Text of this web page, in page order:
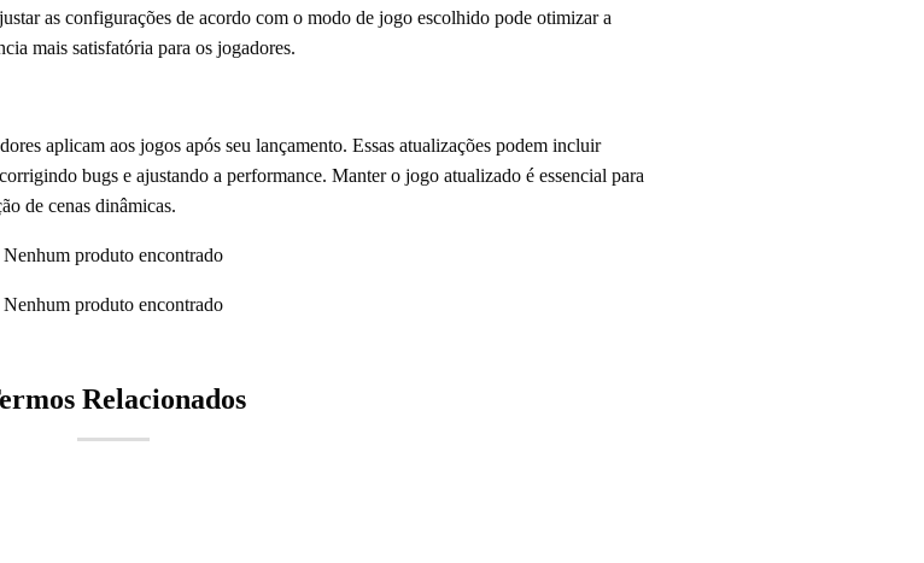
as configurações de acordo com o modo de jogo escolhido pode otimizar a
mais satisfatória para os jogadores.
aplicam aos jogos após seu lançamento. Essas atualizações podem incluir
bugs e ajustando a performance. Manter o jogo atualizado é essencial para
de cenas dinâmicas.
Nenhum produto encontrado
Nenhum produto encontrado
Relacionados